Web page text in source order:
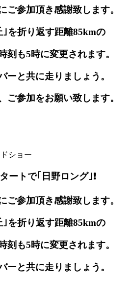
ご参加頂き感謝致します。
｣を折り返す距離85kmの
刻も5時に変更されます。
ーと共に走りましょう。
ご参加をお願い致します。
ショー
ートで｢日野ロング｣❗️
ご参加頂き感謝致します。
｣を折り返す距離85kmの
刻も5時に変更されます。
ーと共に走りましょう。